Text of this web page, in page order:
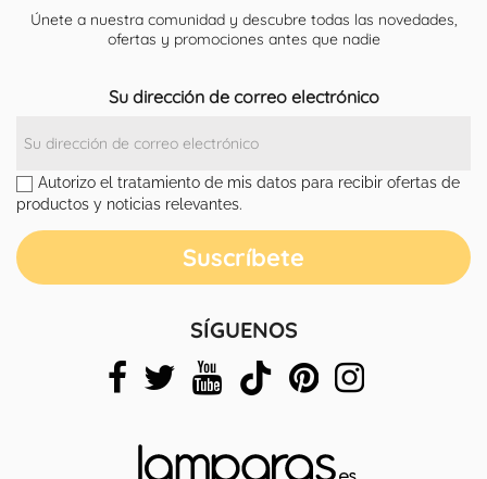
Únete a nuestra comunidad y descubre todas las novedades,
ofertas y promociones antes que nadie
Su dirección de correo electrónico
Autorizo el tratamiento de mis datos para recibir ofertas de
productos y noticias relevantes.
SÍGUENOS